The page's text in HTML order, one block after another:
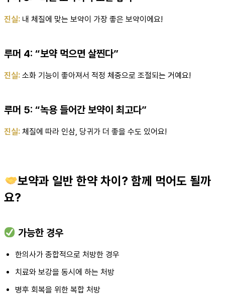
진실: 내 체질에 맞는 보약이 가장 좋은 보약이에요!
루머 4: “보약 먹으면 살찐다”
진실: 소화 기능이 좋아져서 적정 체중으로 조절되는 거예요!
루머 5: “녹용 들어간 보약이 최고다”
진실: 체질에 따라 인삼, 당귀가 더 좋을 수도 있어요!
보약과 일반 한약 차이? 함께 먹어도 될까
요?
가능한 경우
한의사가 종합적으로 처방한 경우
치료와 보강을 동시에 하는 처방
병후 회복을 위한 복합 처방